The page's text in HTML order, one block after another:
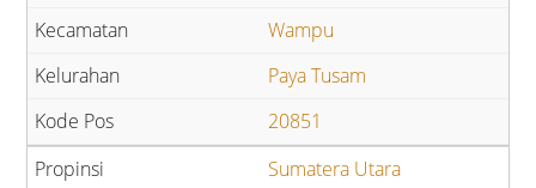
Wampu
Paya Tusam
20851
Sumatera Utara